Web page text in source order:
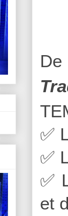
✅
✅
✅
et